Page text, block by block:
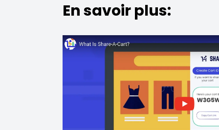
En savoir plus: